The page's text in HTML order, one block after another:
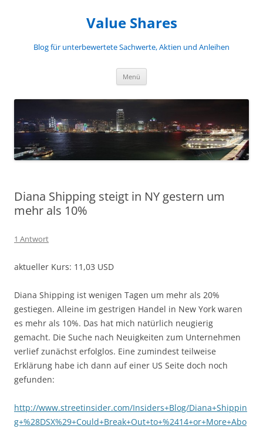
Value Shares
Blog für unterbewertete Sachwerte, Aktien und Anleihen
Menü
Diana Shipping steigt in NY gestern um
mehr als 10%
1 Antwort
aktueller Kurs: 11,03 USD
Diana Shipping ist wenigen Tagen um mehr als 20%
gestiegen. Alleine im gestrigen Handel in New York waren
es mehr als 10%. Das hat mich natürlich neugierig
gemacht. Die Suche nach Neuigkeiten zum Unternehmen
verlief zunächst erfolglos. Eine zumindest teilweise
Erklärung habe ich dann auf einer US Seite doch noch
gefunden:
http://www.streetinsider.com/Insiders+Blog/Diana+Shippin
g+%28DSX%29+Could+Break+Out+to+%2414+or+More+Abo